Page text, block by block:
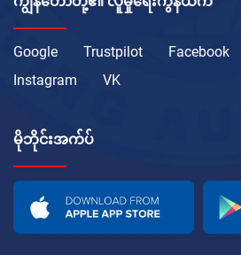
Google Trustpilot Facebook
Instagram
VK
မိုဘိုင်းအက်ပ်